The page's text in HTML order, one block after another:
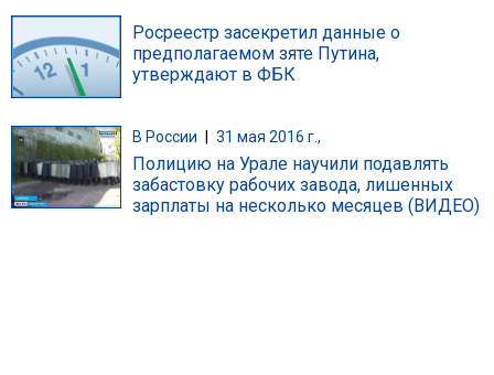
Росреестр засекретил данные о
предполагаемом зяте Путина,
утверждают в ФБК
В России 31 мая 2016 г.,
Полицию на Урале научили подавлять
забастовку рабочих завода, лишенных
зарплаты на несколько месяцев (ВИДЕО)